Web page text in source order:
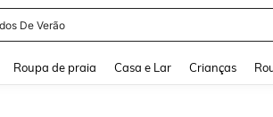
De Verão
Roupa de praia Casa e Lar Crianças